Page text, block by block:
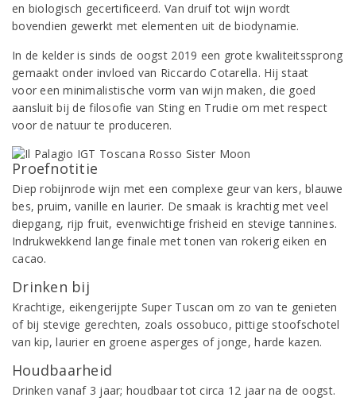
en biologisch gecertificeerd. Van druif tot wijn wordt
bovendien gewerkt met elementen uit de biodynamie.
In de kelder is sinds de oogst 2019 een grote kwaliteitssprong
gemaakt onder invloed van Riccardo Cotarella. Hij staat
voor een minimalistische vorm van wijn maken, die goed
aansluit bij de filosofie van Sting en Trudie om met respect
voor de natuur te produceren.
Proefnotitie
Diep robijnrode wijn met een complexe geur van kers, blauwe
bes, pruim, vanille en laurier. De smaak is krachtig met veel
diepgang, rijp fruit, evenwichtige frisheid en stevige tannines.
Indrukwekkend lange finale met tonen van rokerig eiken en
cacao.
Drinken bij
Krachtige, eikengerijpte Super Tuscan om zo van te genieten
of bij stevige gerechten, zoals ossobuco, pittige stoofschotel
van kip, laurier en groene asperges of jonge, harde kazen.
Houdbaarheid
Drinken vanaf 3 jaar; houdbaar tot circa 12 jaar na de oogst.